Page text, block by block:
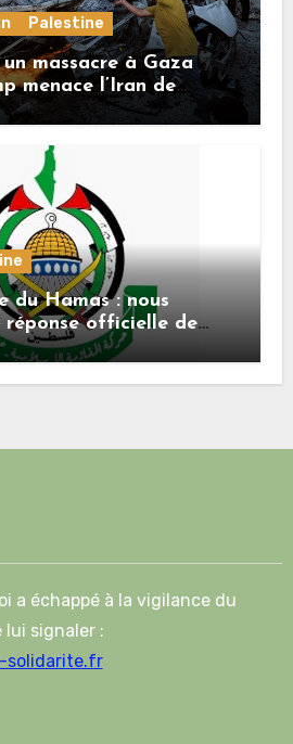
Palestine
massacre à Gaza
menace l’Iran de
du Hamas : nous
réponse officielle de
la feuille de
phase de l’accord
a échappé à la vigilance du
lui signaler :
solidarite.fr